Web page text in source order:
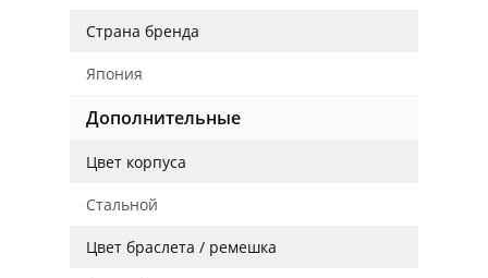
Страна бренда
Япония
Дополнительные
Цвет корпуса
Стальной
Цвет браслета / ремешка